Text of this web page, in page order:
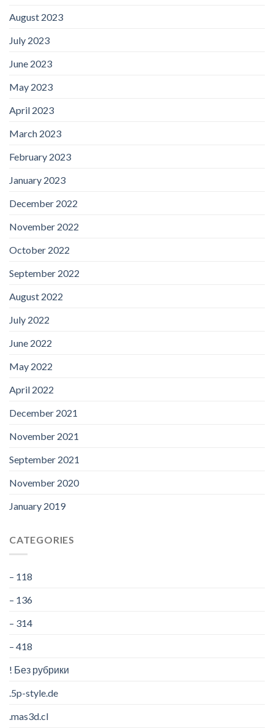
August 2023
July 2023
June 2023
May 2023
April 2023
March 2023
February 2023
January 2023
December 2022
November 2022
October 2022
September 2022
August 2022
July 2022
June 2022
May 2022
April 2022
December 2021
November 2021
September 2021
November 2020
January 2019
CATEGORIES
– 118
– 136
– 314
– 418
! Без рубрики
.5p-style.de
.mas3d.cl